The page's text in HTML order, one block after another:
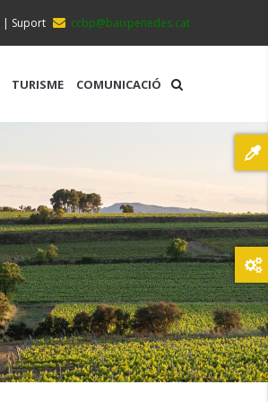
ccbp@baixpenedes.cat
| Suport
TURISME COMUNICACIÓ